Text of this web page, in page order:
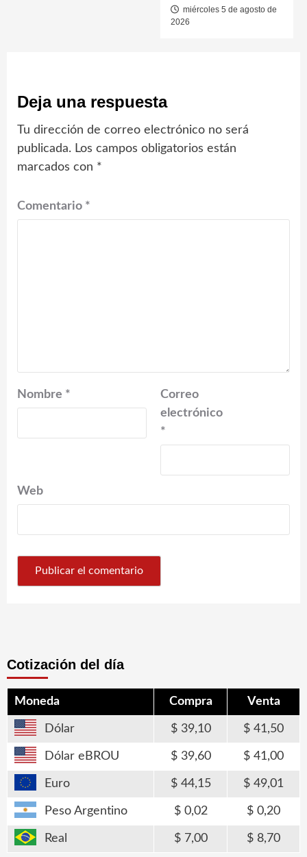
miércoles 5 de agosto de
2026
Deja una respuesta
Tu dirección de correo electrónico no será
publicada. Los campos obligatorios están
marcados con *
Comentario *
Nombre *
Correo
electrónico
*
Web
Cotización del día
Moneda Compra Venta
Dólar 39,10 41,50
Dólar eBROU 39,60 41,00
Euro 44,15 49,01
Peso Argentino 0,02 0,20
Real 7,00 8,70